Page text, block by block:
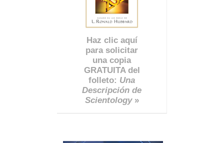
Haz clic aquí
para solicitar
una copia
GRATUITA del
folleto: Una
Descripción de
Scientology»